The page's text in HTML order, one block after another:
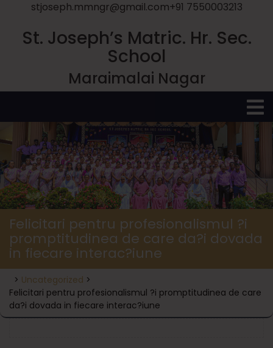
stjoseph.mmngr@gmail.com+91 7550003213
St. Joseph’s Matric. Hr. Sec.
School
Maraimalai Nagar
Felicitari pentru profesionalismul ?i
promptitudinea de care da?i dovada
in fiecare interac?iune
> Uncategorized >
Felicitari pentru profesionalismul ?i promptitudinea de care
da?i dovada in fiecare interac?iune